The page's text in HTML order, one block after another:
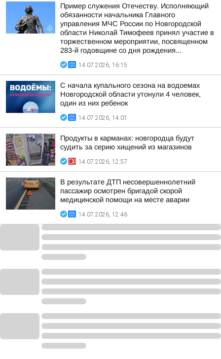
Пример служения Отечеству. Исполняющий
обязанности начальника Главного
управления МЧС России по Новгородской
области Николай Тимофеев принял участие в
торжественном мероприятии, посвященном
283-й годовщине со дня рождения...
14.07.2026, 16:15
С начала купального сезона на водоемах
Новгородской области утонули 4 человек,
один из них ребенок
14.07.2026, 14:01
Продукты в карманах: новгородца будут
судить за серию хищений из магазинов
14.07.2026, 12:57
В результате ДТП несовершеннолетний
пассажир осмотрен бригадой скорой
медицинской помощи на месте аварии
14.07.2026, 12:46